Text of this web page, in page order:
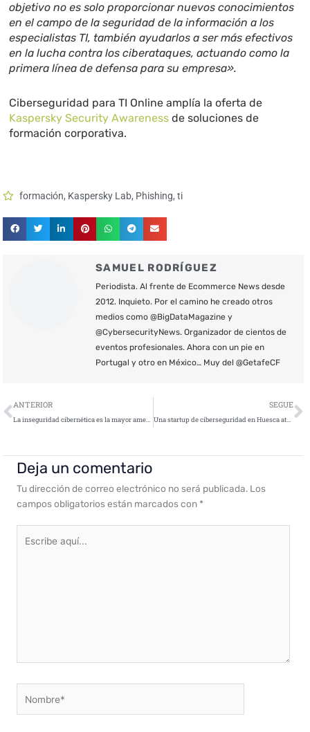
objetivo no es solo proporcionar nuevos conocimientos
en el campo de la seguridad de la información a los
especialistas TI, también ayudarlos a ser más efectivos
en la lucha contra los ciberataques, actuando como la
primera línea de defensa para su empresa».
Ciberseguridad para TI Online amplía la oferta de
Kaspersky Security Awareness de soluciones de
formación corporativa.
formación, Kaspersky Lab, Phishing,ti
SAMUEL RODRÍGUEZ
Periodista. Al frente de Ecommerce News desde
2012. Inquieto. Por el camino he creado otros
medios como @BigDataMagazine y
@CybersecurityNews. Organizador de cientos de
eventos profesionales. Ahora con un pie en
Portugal y otro en México… Muy del @GetafeCF
Ant
ANTERIOR
La inseguridad cibernética es la mayor amenaza para la supervivencia de las empresas modernas
SEGUE
Una startup de ciberseguridad en Huesca atrae inversión portuguesa e israelita
Deja un comentario
Tu dirección de correo electrónico no será publicada. Los
campos obligatorios están marcados con *
aquí...